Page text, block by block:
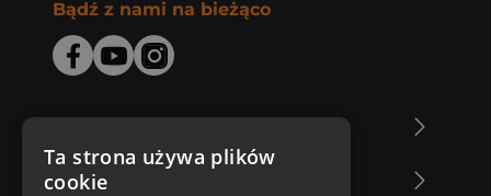
Bądź z nami na bieżąco
Zakupy u nas
Ta strona używa plików
cookie